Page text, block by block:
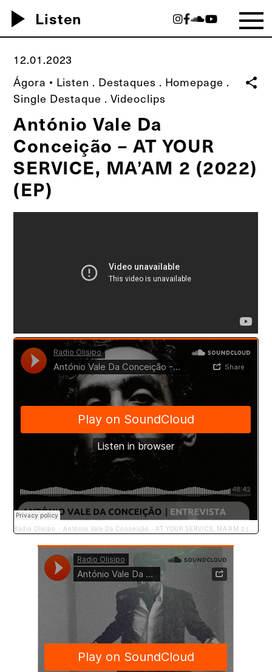
play_arrow Listen
12.01.2023
Ágora • Listen . Destaques . Homepage .
Single Destaque . Videoclips
share
António Vale Da
Conceição – AT YOUR
SERVICE, MA’AM 2 (2022)
(EP)
Radio Olisipo · António Vale Da Conceição - AT YOUR SERVICE, MA’AM 2 (2022)(entrevista + EP)